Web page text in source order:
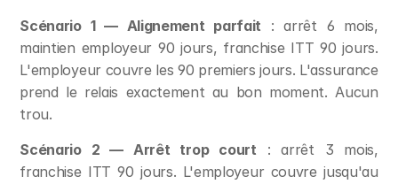
Scénario 1 — Alignement parfait : arrêt 6 mois,
maintien employeur 90 jours, franchise ITT 90 jours.
L'employeur couvre les 90 premiers jours. L'assurance
prend le relais exactement au bon moment. Aucun
trou.
Scénario 2 — Arrêt trop court : arrêt 3 mois,
franchise ITT 90 jours. L'employeur couvre jusqu'au